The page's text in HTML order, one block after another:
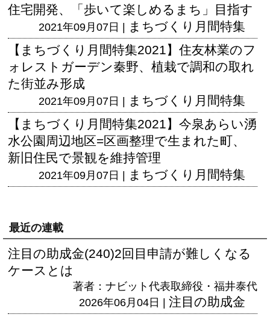
住宅開発、「歩いて楽しめるまち」目指す
2021年09月07日 | まちづくり月間特集
【まちづくり月間特集2021】住友林業のフ
ォレストガーデン秦野、植栽で調和の取れ
た街並み形成
2021年09月07日 | まちづくり月間特集
【まちづくり月間特集2021】今泉あらい湧
水公園周辺地区=区画整理で生まれた町、
新旧住民で景観を維持管理
2021年09月07日 | まちづくり月間特集
最近の連載
注目の助成金(240)2回目申請が難しくなる
ケースとは
著者：ナビット代表取締役・福井泰代
2026年06月04日 | 注目の助成金